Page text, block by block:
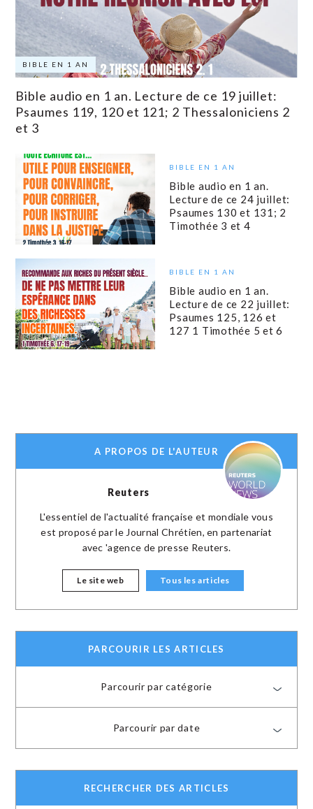
BIBLE EN 1 AN
Bible audio en 1 an. Lecture de ce 19 juillet:
Psaumes 119, 120 et 121; 2 Thessaloniciens 2
et 3
BIBLE EN 1 AN
Bible audio en 1 an.
Lecture de ce 24 juillet:
Psaumes 130 et 131; 2
Timothée 3 et 4
BIBLE EN 1 AN
Bible audio en 1 an.
Lecture de ce 22 juillet:
Psaumes 125, 126 et
127 1 Timothée 5 et 6
A PROPOS DE L'AUTEUR
Reuters
L'essentiel de l'actualité française et mondiale vous
est proposé par le Journal Chrétien, en partenariat
avec 'agence de presse Reuters.
Le site web Tous les articles
PARCOURIR LES ARTICLES
Parcourir par catégorie
Parcourir par date
RECHERCHER DES ARTICLES